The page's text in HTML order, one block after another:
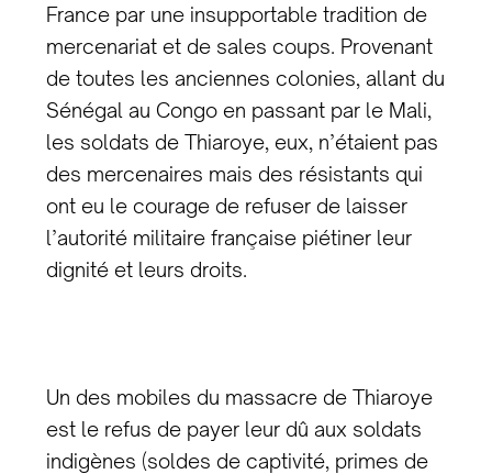
France par une insupportable tradition de
mercenariat et de sales coups. Provenant
de toutes les anciennes colonies, allant du
Sénégal au Congo en passant par le Mali,
les soldats de Thiaroye, eux, n’étaient pas
des mercenaires mais des résistants qui
ont eu le courage de refuser de laisser
l’autorité militaire française piétiner leur
dignité et leurs droits.
Un des mobiles du massacre de Thiaroye
est le refus de payer leur dû aux soldats
indigènes (soldes de captivité, primes de